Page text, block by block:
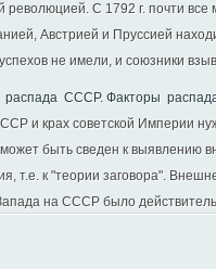
революцией. С 1792 г. почти все
Австрией и Пруссией
не имели, и союзники
распада СССР. Факторы
и крах советской Империи
быть сведен к выявлению
т.е. к "теории заговора".
на СССР было